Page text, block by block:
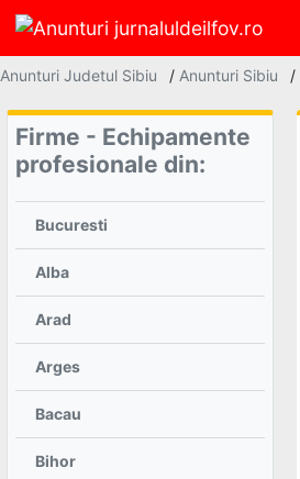
Anunturi Judetul Sibiu / Anunturi Sibiu /
Firme - Echipamente
profesionale din:
Bucuresti
Alba
Arad
Arges
Bacau
Bihor